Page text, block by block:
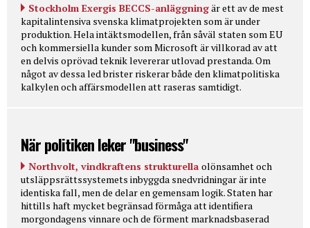
Stockholm Exergis BECCS-anläggningär ett av de mest
kapitalintensiva svenska klimatprojekten som är under
produktion. Hela intäktsmodellen, från såväl staten som EU
och kommersiella kunder som Microsoft är villkorad av att
en delvis oprövad teknik levererar utlovad prestanda. Om
något av dessa led brister riskerar både den klimatpolitiska
kalkylen och affärsmodellen att raseras samtidigt.
När politiken leker "business"
Northvolt, vindkraftens strukturella olönsamhet och
utsläppsrättssystemets inbyggda snedvridningar är inte
identiska fall, men de delar en gemensam logik. Staten har
hittills haft mycket begränsad förmåga att identifiera
morgondagens vinnare och de förment marknadsbaserad